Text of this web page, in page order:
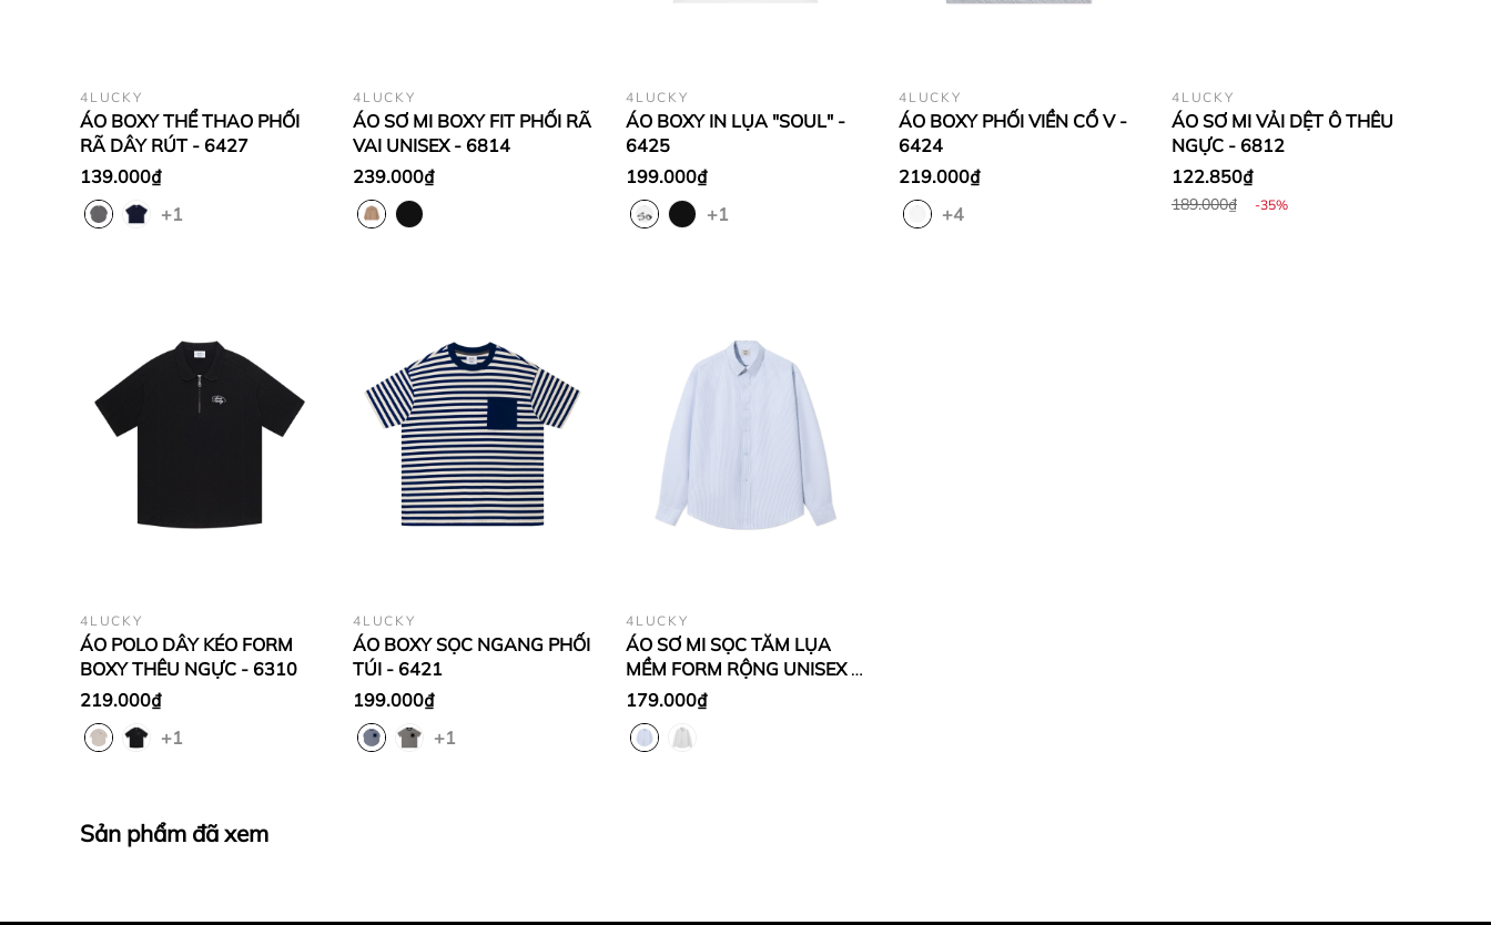
4LUCKY
ÁO BOXY THỂ THAO PHỐI
RÃ DÂY RÚT - 6427
139.000₫
+1
4LUCKY
ÁO SƠ MI BOXY FIT PHỐI RÃ
VAI UNISEX - 6814
239.000₫
4LUCKY
ÁO BOXY IN LỤA "SOUL" -
6425
199.000₫
+1
4LUCKY
ÁO BOXY PHỐI VIỀN CỔ V -
6424
219.000₫
+4
4LUCKY
ÁO SƠ MI VẢI DỆT Ô THÊU
NGỰC - 6812
122.850₫
189.000₫ -35%
4LUCKY
ÁO POLO DÂY KÉO FORM
BOXY THÊU NGỰC - 6310
219.000₫
+1
4LUCKY
ÁO BOXY SỌC NGANG PHỐI
TÚI - 6421
199.000₫
+1
4LUCKY
ÁO SƠ MI SỌC TĂM LỤA
MỀM FORM RỘNG UNISEX -
6813
179.000₫
Sản phẩm đã xem